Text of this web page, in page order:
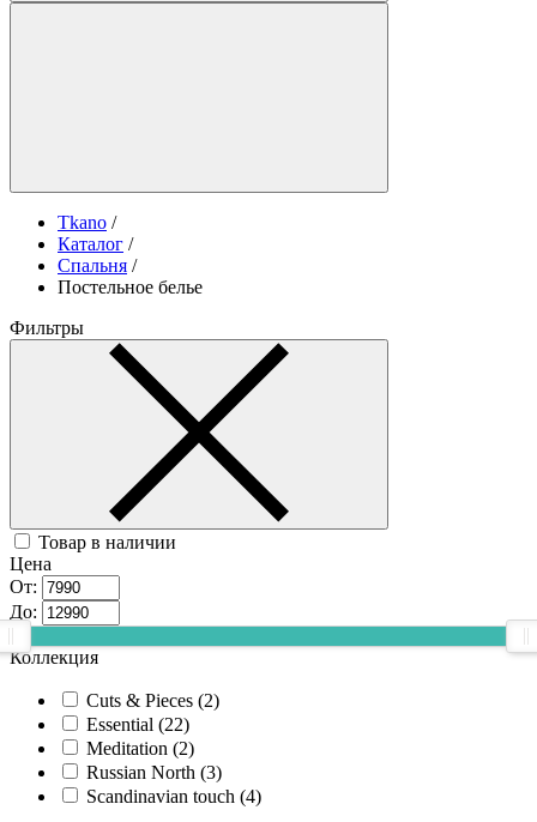
Tkano /
Каталог /
Спальня /
Постельное белье
Фильтры
Товар в наличии
Цена
От:
До:
Коллекция
Cuts & Pieces (2)
Essential (22)
Meditation (2)
Russian North (3)
Scandinavian touch (4)